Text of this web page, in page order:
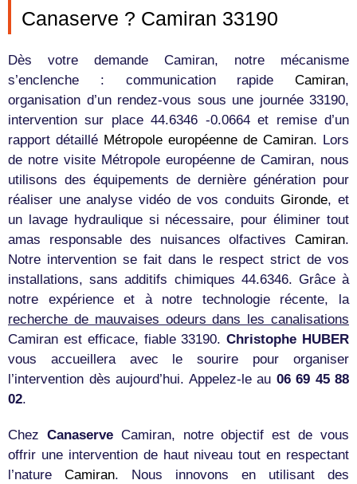
Canaserve ? Camiran 33190
Dès votre demande Camiran, notre mécanisme
s’enclenche : communication rapide Camiran,
organisation d’un rendez-vous sous une journée 33190,
intervention sur place 44.6346 -0.0664 et remise d’un
rapport détaillé Métropole européenne de Camiran. Lors
de notre visite Métropole européenne de Camiran, nous
utilisons des équipements de dernière génération pour
réaliser une analyse vidéo de vos conduitsGironde, et
un lavage hydraulique si nécessaire, pour éliminer tout
amas responsable des nuisances olfactives Camiran.
Notre intervention se fait dans le respect strict de vos
installations, sans additifs chimiques 44.6346. Grâce à
notre expérience et à notre technologie récente, la
recherche de mauvaises odeurs dans les canalisations
Camiran est efficace, fiable 33190.Christophe HUBER
vous accueillera avec le sourire pour organiser
l’intervention dès aujourd’hui. Appelez-le au 06 69 45 88
02.
Chez CanaserveCamiran, notre objectif est de vous
offrir une intervention de haut niveau tout en respectant
l’nature Camiran. Nous innovons en utilisant des